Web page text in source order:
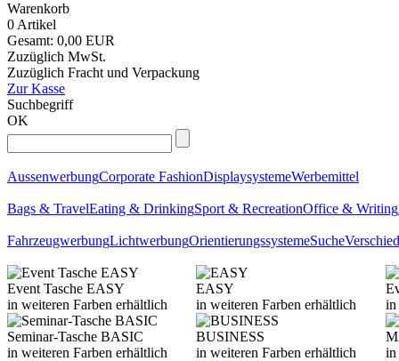
Warenkorb
0 Artikel
Gesamt: 0,00 EUR
Zuzüglich MwSt.
Zuzüglich Fracht und Verpackung
Zur Kasse
Suchbegriff
OK
AussenwerbungCorporate FashionDisplaysystemeWerbemittel
Bags & TravelEating & DrinkingSport & RecreationOffice & Writing
FahrzeugwerbungLichtwerbungOrientierungssystemeSuche
Event Tasche EASY
in weiteren Farben erhältlich
EASY
in weiteren Farben erhältlich
in
Seminar-Tasche BASIC
in weiteren Farben erhältlich
BUSINESS
in weiteren Farben erhältlich
in